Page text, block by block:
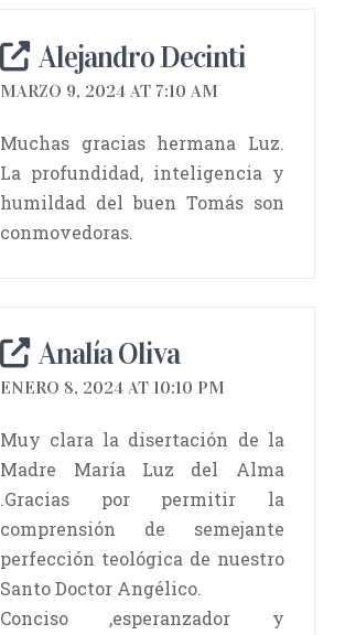
Alejandro Decinti
MARZO 9, 2024 AT 7:10 AM
Muchas gracias hermana Luz.
La profundidad, inteligencia y
humildad del buen Tomás son
conmovedoras.
Analía Oliva
ENERO 8, 2024 AT 10:10 PM
Muy clara la disertación de la
Madre María Luz del Alma
.Gracias por permitir la
comprensión de semejante
perfección teológica de nuestro
Santo Doctor Angélico.
Conciso ,esperanzador y